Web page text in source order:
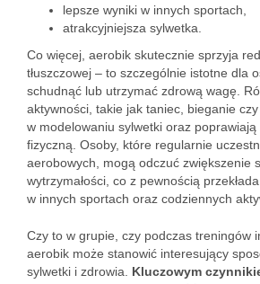
lepsze wyniki w innych sportach,
atrakcyjniejsza sylwetka.
Co więcej, aerobik skutecznie sprzyja
tłuszczowej – to szczególnie istotne dla
schudnąć lub utrzymać zdrową wagę.
aktywności, takie jak taniec, bieganie
w modelowaniu sylwetki oraz
fizyczną. Osoby, które regularnie
aerobowych, mogą odczuć zwiększenie
wytrzymałości, co z pewnością
w innych sportach oraz codziennych
Czy to w grupie, czy podczas treningów
aerobik może stanowić interesujący
sylwetki i zdrowia. Kluczowym